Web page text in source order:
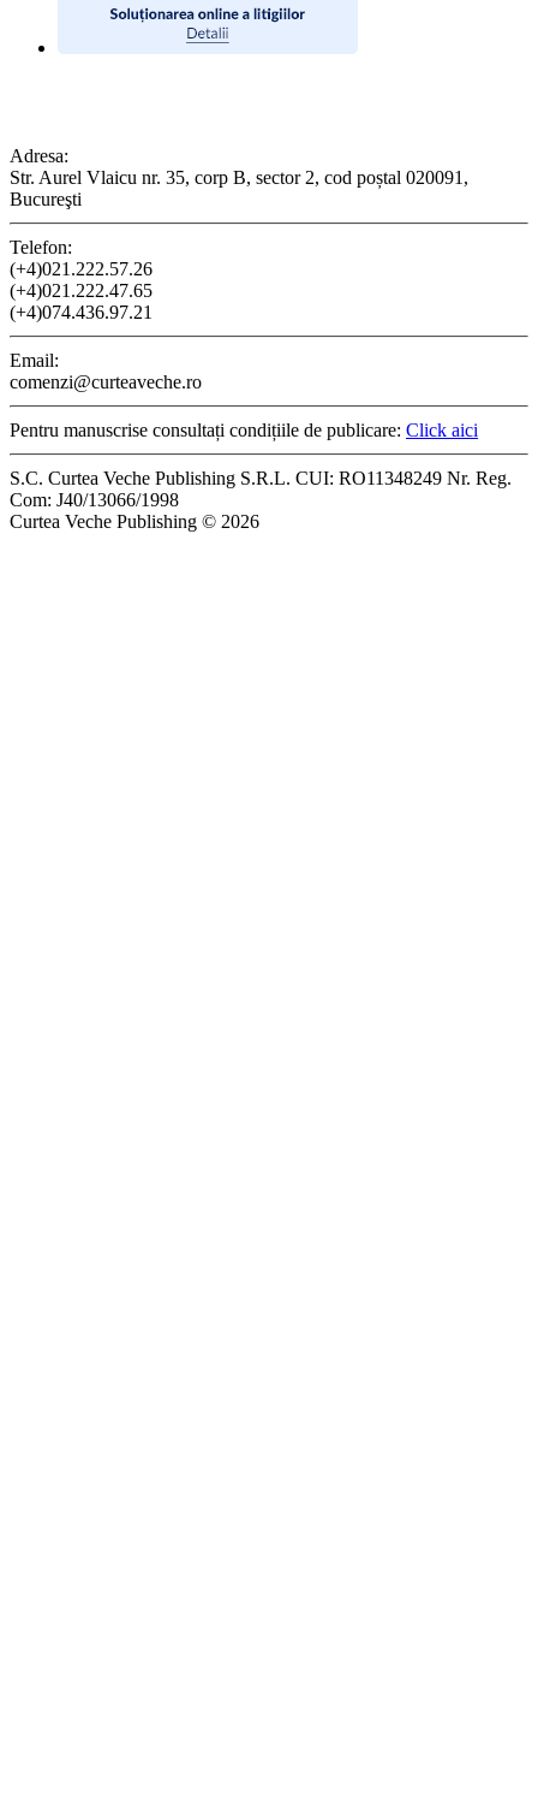
Adresa:
Str. Aurel Vlaicu nr. 35, corp B, sector 2, cod poștal 020091,
Bucureşti
Telefon:
(+4)021.222.57.26
(+4)021.222.47.65
(+4)074.436.97.21
Email:
comenzi@curteaveche.ro
Pentru manuscrise consultați condițiile de publicare: Click aici
S.C. Curtea Veche Publishing S.R.L. CUI: RO11348249 Nr. Reg.
Com: J40/13066/1998
Curtea Veche Publishing © 2026